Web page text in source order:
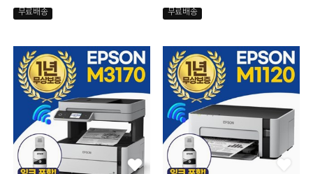
무료배송 무료배송